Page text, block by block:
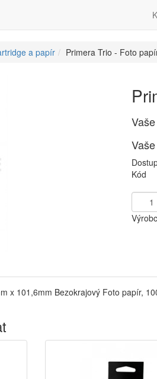
a papír Primera Trio - Foto
Kód
x 101,6mm Bezokrajový Foto papír,